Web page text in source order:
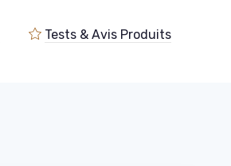
Tests & Avis Produits